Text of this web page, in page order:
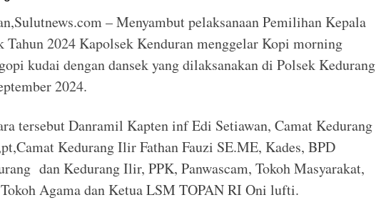
– Menyambut pelaksanaan Pemilihan Kepala
Tahun 2024 Kapolsek Kenduran menggelar Kopi morning
kudai dengan dansek yang dilaksanakan di Polsek Kedurang
2024.
tersebut Danramil Kapten inf Edi Setiawan, Camat Kedurang
Kedurang Ilir Fathan Fauzi SE.ME, Kades, BPD
dan Kedurang Ilir, PPK, Panwascam, Tokoh Masyarakat,
Agama dan Ketua LSM TOPAN RI Oni lufti.